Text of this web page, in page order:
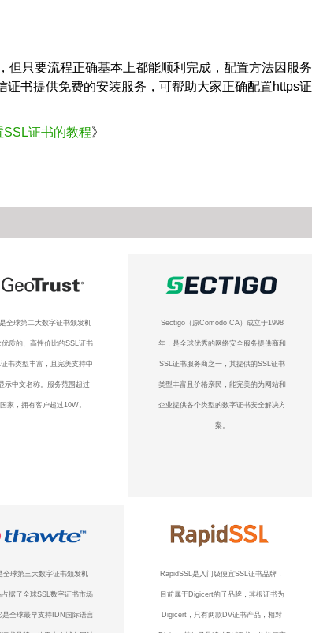
但只要流程正确基本上都能顺利完成，配置方法因服务
书提供免费的安装服务，可帮助大家正确配置https证
SSL证书的教程》
全球第二大数字证书颁发机
质的、高性价比的SSL证书
书类型丰富，且完美支持中
示中文名称。服务范围超过
家，拥有客户超过10W。
Sectigo（原Comodo CA）成立于1998
年，是全球优秀的网络安全服务提供商和
SSL证书服务商之一，其提供的SSL证书
类型丰富且价格亲民，能完美的为网站和
企业提供各个类型的数字证书安全解决方
案。
球第三大数字证书颁发机
据了全球SSL数字证书市场
是全球最早支持IDN国际语言
RapidSSL是入门级便宜SSL证书品牌，
目前属于Digicert的子品牌，其根证书为
Digicert，只有两款DV证书产品，相对